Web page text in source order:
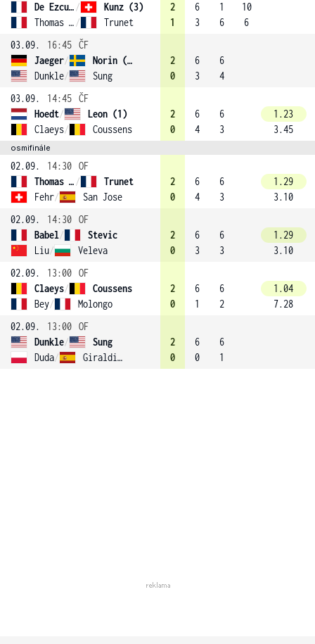
De Ezcurra /
Kunz (3)
Thomas Iglesias / Trunet
2
1
6
3
1
6
10
6
03.09.
16:45 ČF
Jaeger/
Norin (2)
Dunkle/ Sung
2
0
6
3
6
4
03.09.
14:45 ČF
Hoedt/
Leon (1)
Claeys/ Coussens
2
0
6
4
6
3
1.23
3.45
osmifinále
02.09. 14:30 OF
Thomas Iglesias /
Trunet
Fehr/ San Jose
2
0
6
4
6
3
1.29
3.10
02.09.
14:30 OF
Babel/
Stevic
Liu/ Veleva
2
0
6
3
6
3
1.29
3.10
02.09.
13:00 OF
Claeys/
Coussens
Bey/ Molongo
2
0
6
1
6
2
1.04
7.28
02.09.
13:00 OF
Dunkle/
Sung
Duda/ Giraldi Requena
2
0
6
0
6
1